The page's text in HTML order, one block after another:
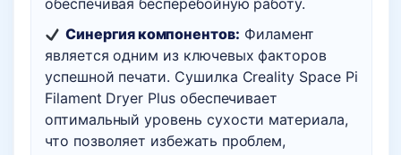
обеспечивая бесперебойную работу.
Синергия компонентов: Филамент
является одним из ключевых факторов
успешной печати. Сушилка Creality Space Pi
Filament Dryer Plus обеспечивает
оптимальный уровень сухости материала,
что позволяет избежать проблем,